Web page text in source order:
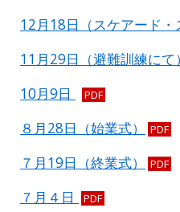
12月18日（スケアード・
11月29日（避難訓練にて）
10月9日 PDF
８月28日（始業式） PDF
７月19日（終業式） PDF
７月４日 PDF